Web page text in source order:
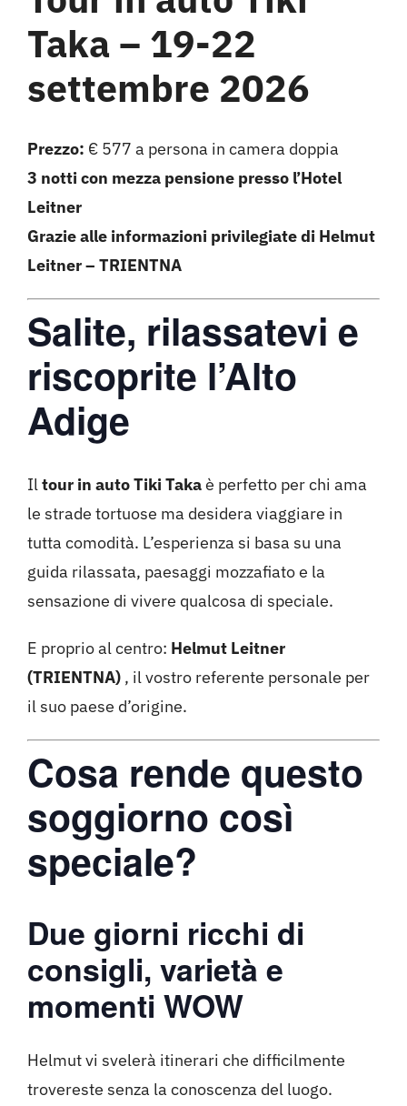
Taka – 19-22
settembre 2026
Prezzo: € 577 a persona in camera doppia
3 notti con mezza pensione presso l’Hotel
Leitner
Grazie alle informazioni privilegiate di Helmut
Leitner – TRIENTNA
Salite, rilassatevi e
riscoprite l’Alto
Adige
Iltour in auto Tiki Takaè perfetto per chi ama
le strade tortuose ma desidera viaggiare in
tutta comodità. L’esperienza si basa su una
guida rilassata, paesaggi mozzafiato e la
sensazione di vivere qualcosa di speciale.
E proprio al centro: Helmut Leitner
(TRIENTNA) , il vostro referente personale per
il suo paese d’origine.
Cosa rende questo
soggiorno così
speciale?
Due giorni ricchi di
consigli, varietà e
momenti WOW
Helmut vi svelerà itinerari che difficilmente
trovereste senza la conoscenza del luogo.